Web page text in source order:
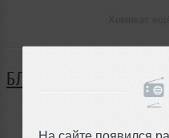
На сайте появился
БЛОГ